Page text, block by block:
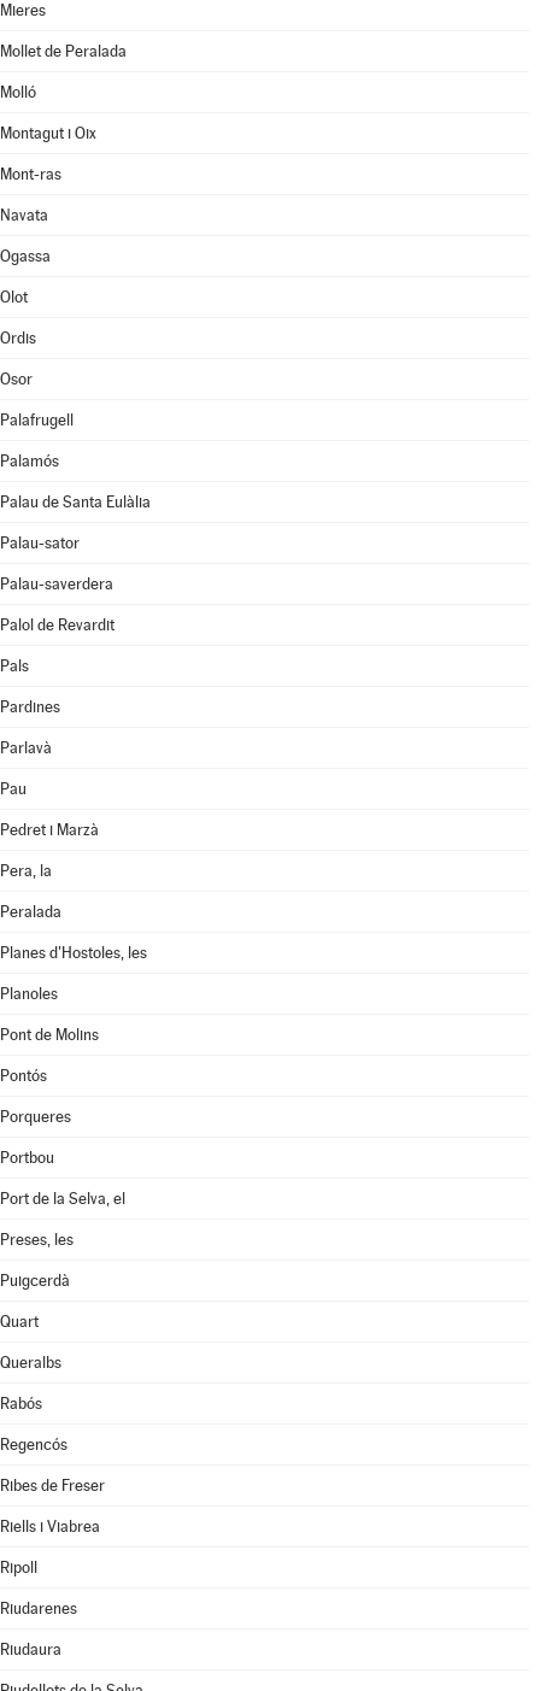
Mieres
Mollet de Peralada
Molló
Montagut i Oix
Mont-ras
Navata
Ogassa
Olot
Ordis
Osor
Palafrugell
Palamós
Palau de Santa Eulàlia
Palau-sator
Palau-saverdera
Palol de Revardit
Pals
Pardines
Parlavà
Pau
Pedret i Marzà
Pera, la
Peralada
Planes d'Hostoles, les
Planoles
Pont de Molins
Pontós
Porqueres
Portbou
Port de la Selva, el
Preses, les
Puigcerdà
Quart
Queralbs
Rabós
Regencós
Ribes de Freser
Riells i Viabrea
Ripoll
Riudarenes
Riudaura